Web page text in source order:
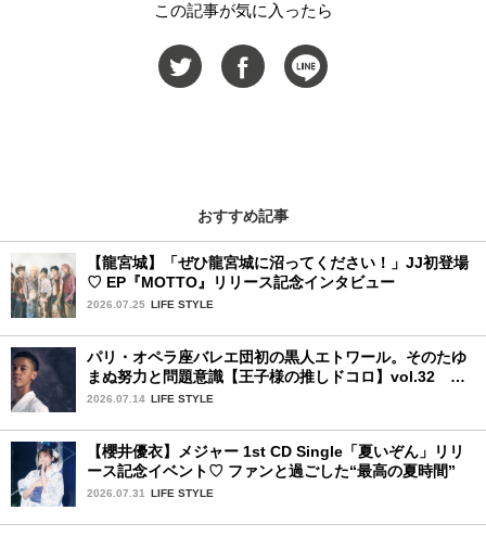
この記事が気に入ったら
おすすめ記事
【龍宮城】「ぜひ龍宮城に沼ってください！」JJ初登場
♡ EP『MOTTO』リリース記念インタビュー
2026.07.25 LIFE STYLE
パリ・オペラ座バレエ団初の黒人エトワール。そのたゆ
まぬ努力と問題意識【王子様の推しドコロ】vol.32 ギ
ヨーム・ディオップさん
2026.07.14 LIFE STYLE
【櫻井優衣】メジャー 1st CD Single「夏いぞん」リリ
ース記念イベント♡ ファンと過ごした“最高の夏時間”
2026.07.31 LIFE STYLE